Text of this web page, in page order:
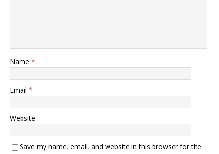
Name *
Email *
Website
Save my name, email, and website in this browser for the